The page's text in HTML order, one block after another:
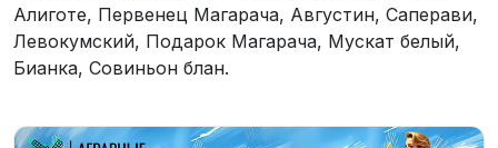
Алиготе, Первенец Магарача, Августин, Саперави,
Левокумский, Подарок Магарача, Мускат белый,
Бианка, Совиньон блан.